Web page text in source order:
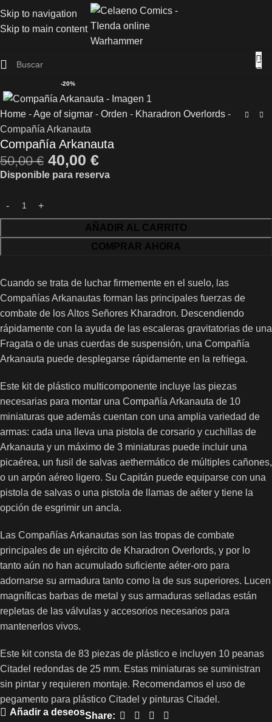
Skip to navigation
Skip to main content
-20%
Home -Age of sigmar - Orden - Kharadron Overlords -
Compañía Arkanauta
Compañía Arkanauta
50,00€ 40,00 €
Disponible para reserva
AÑADIR AL CARRITO
COMPRAR AHORA
Cuando se trata de luchar firmemente en el suelo, las
Compañías Arkanautas forman las principales fuerzas de
combate de los Altos Señores Kharadron. Descendiendo
rápidamente con la ayuda de las escaleras gravitatorias de una
Fragata o de unas cuerdas de suspensión, una Compañía
Arkanauta puede desplegarse rápidamente en la refriega.
Este kit de plástico multicomponente incluye las piezas
necesarias para montar una Compañía Arkanauta de 10
miniaturas que además cuentan con una amplia variedad de
armas: cada una lleva una pistola de corsario y cuchillas de
Arkanauta y un máximo de 3 miniaturas puede incluir una
picaérea, un fusil de salvas aethermático de múltiples cañones,
o un arpón aéreo ligero. Su Capitán puede equiparse con una
pistola de salvas o una pistola de llamas de aéter y tiene la
opción de esgrimir un ancla.
Las Compañías Arkanautas son las tropas de combate
principales de un ejército de Kharadron Overlords, y por lo
tanto aún no han acumulado suficiente aéter-oro para
adornarse su armadura tanto como la de sus superiores. Lucen
magníficas barbas de metal y sus armaduras selladas están
repletas de las válvulas y accesorios necesarios para
mantenerlos vivos.
Este kit consta de 83 piezas de plástico e incluyen 10 peanas
Citadel redondas de 25 mm. Estas miniaturas se suministran
sin pintar y requieren montaje. Recomendamos el uso de
pegamento para plástico Citadel y pinturas Citadel.
Añadir a deseosShare: